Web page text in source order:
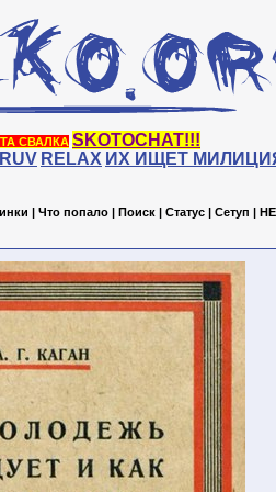
ТА СВАЛКА SKOTOCHAT!!!
RELAX ИХ ИЩЕТ
| Что попало | Поиск | Статус | Сетуп |